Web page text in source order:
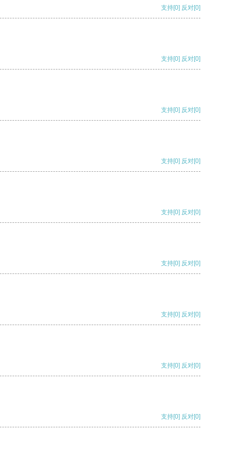
支持[0] 反对[0]
支持[0] 反对[0]
支持[0] 反对[0]
支持[0] 反对[0]
支持[0] 反对[0]
支持[0] 反对[0]
支持[0] 反对[0]
支持[0] 反对[0]
支持[0] 反对[0]